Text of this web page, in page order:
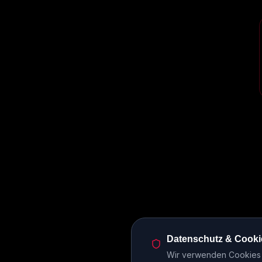
Datenschutz &
Wir verwenden